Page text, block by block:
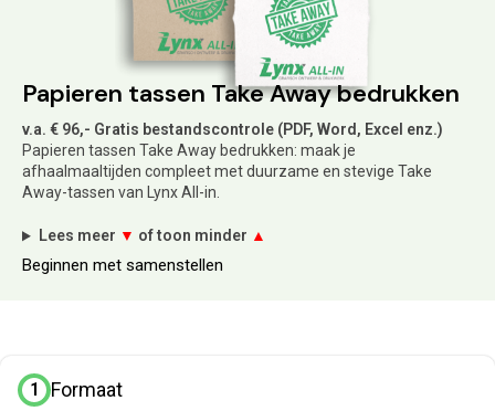
Papieren tassen Take Away bedrukken
v.a. € 96,- Gratis bestandscontrole (PDF, Word, Excel enz.)
Papieren tassen Take Away bedrukken: maak je
afhaalmaaltijden compleet met duurzame en stevige Take
Away-tassen van Lynx All-in.
Lees meer ▼ of toon minder ▲
Beginnen met samenstellen
1 Formaat